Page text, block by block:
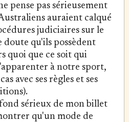
pense pas sérieusement
auraient calqué
judiciaires sur le
doute qu'ils possèdent
quoi que ce soit qui
à notre sport,
avec ses règles et ses
sérieux de mon billet
qu'un mode de